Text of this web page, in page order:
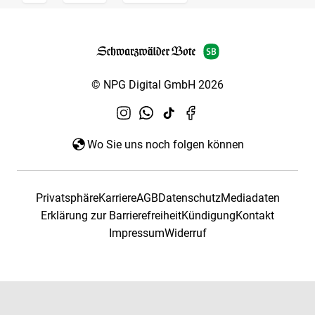
© NPG Digital GmbH 2026
Wo Sie uns noch folgen können
PrivatsphäreKarriereAGBDatenschutzMediadaten
Erklärung zur BarrierefreiheitKündigungKontakt
ImpressumWiderruf